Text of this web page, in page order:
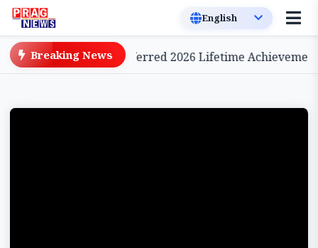
Breaking News
Cinema, to be Conferred 2026 Lifetime Achievement